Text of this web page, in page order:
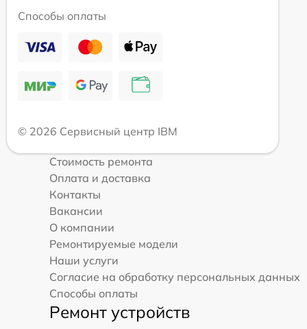
Способы оплаты
© 2026 Сервисный центр IBM
Стоимость ремонта
Оплата и доставка
Контакты
Вакансии
О компании
Ремонтируемые модели
Наши услуги
Согласие на обработку персональных данных
Способы оплаты
Ремонт устройств